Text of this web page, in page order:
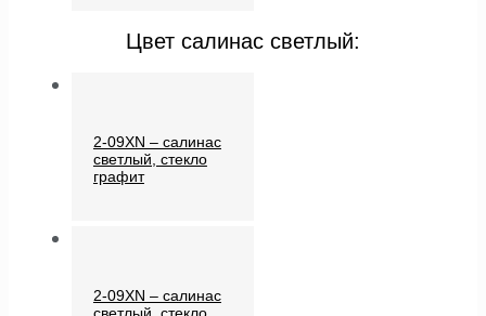
Цвет салинас светлый:
2-09XN – салинас
светлый, стекло
графит
2-09XN – салинас